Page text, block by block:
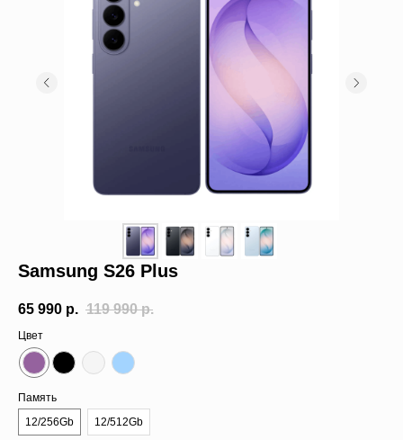
О нас
Samsung S26 Plus
65 990 р. 119 990 р.
Цвет
Память
12/256Gb
12/512Gb